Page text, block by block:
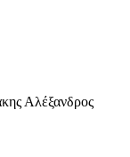
Αλέξανδρος